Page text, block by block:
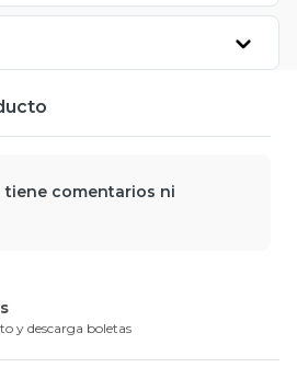
tiene comentarios ni
y descarga boletas